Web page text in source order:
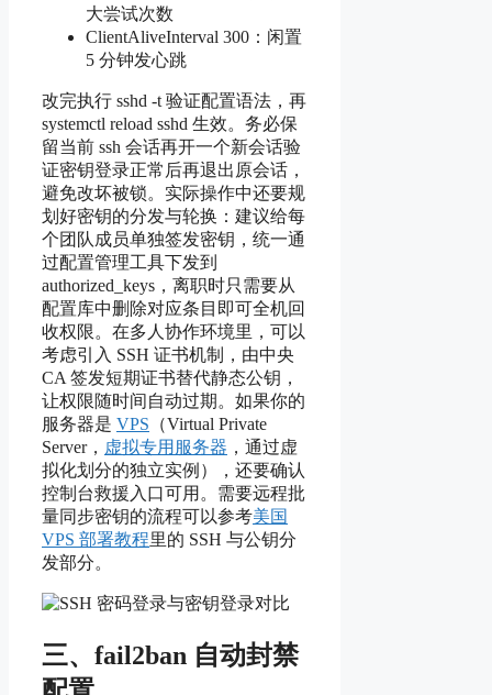
大尝试次数
ClientAliveInterval 300：闲置
5 分钟发心跳
改完执行 sshd -t 验证配置语法，再
systemctl reload sshd 生效。务必保
留当前 ssh 会话再开一个新会话验
证密钥登录正常后再退出原会话，
避免改坏被锁。实际操作中还要规
划好密钥的分发与轮换：建议给每
个团队成员单独签发密钥，统一通
过配置管理工具下发到
authorized_keys，离职时只需要从
配置库中删除对应条目即可全机回
收权限。在多人协作环境里，可以
考虑引入 SSH 证书机制，由中央
CA 签发短期证书替代静态公钥，
让权限随时间自动过期。如果你的
服务器是 VPS （Virtual Private
Server， 虚拟专用服务器 ，通过虚
拟化划分的独立实例），还要确认
控制台救援入口可用。需要远程批
量同步密钥的流程可以参考美国
VPS 部署教程里的 SSH 与公钥分
发部分。
三、fail2ban 自动封禁